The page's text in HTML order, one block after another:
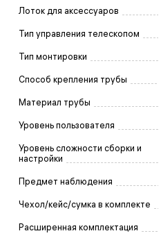
Лоток для аксессуаров
Тип управления телескопом
Тип монтировки
Способ крепления трубы
Материал трубы
Уровень пользователя
Уровень сложности сборки и
настройки
Предмет наблюдения
Чехол/кейс/сумка в комплекте
Расширенная комплектация